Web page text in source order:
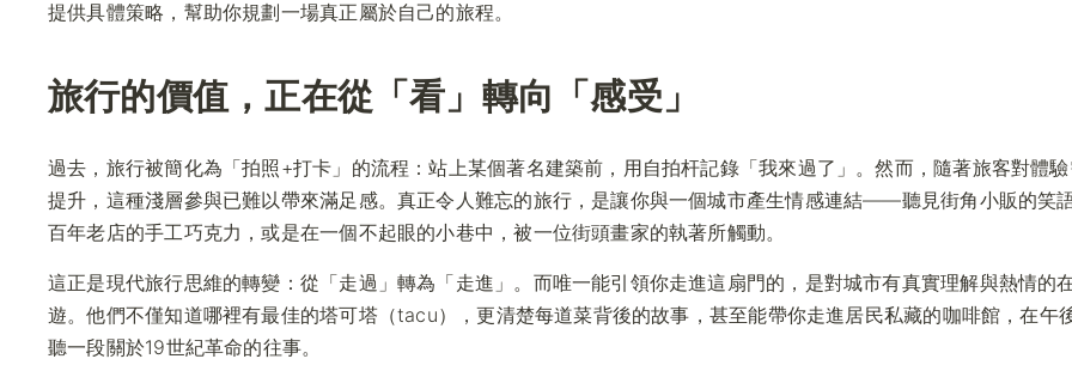
提供具體策略，幫助你規劃一場真正屬於自己的旅程。
旅行的價值，正在從「看」轉向「感受」
過去，旅行被簡化為「拍照+打卡」的流程：站上某個著名建築前，用自拍杆記錄「我來過了」。然而，隨著旅客對體
提升，這種淺層參與已難以帶來滿足感。真正令人難忘的旅行，是讓你與一個城市產生情感連結——聽見街角小販的笑
百年老店的手工巧克力，或是在一個不起眼的小巷中，被一位街頭畫家的執著所觸動。
這正是現代旅行思維的轉變：從「走過」轉為「走進」。而唯一能引領你走進這扇門的，是對城市有真實理解與熱情的
遊。他們不僅知道哪裡有最佳的塔可塔（tacu），更清楚每道菜背後的故事，甚至能帶你走進居民私藏的咖啡館，在午
聽一段關於19世紀革命的往事。